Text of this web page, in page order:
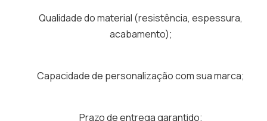
Qualidade do material (resistência, espessura,
acabamento);
Capacidade de personalização com sua marca;
Prazo de entrega garantido;